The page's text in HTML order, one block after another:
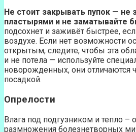
Не стоит закрывать пупок — не
пластырями и не заматывайте
подсохнет и заживёт быстрее,
воздухе. Если нет возможности
открытым, следите, чтобы эта
и не потела — используйте
новорожденных, они отличаются
посадкой.
Опрелости
Влага под подгузником и тепло –
размножения болезнетворных